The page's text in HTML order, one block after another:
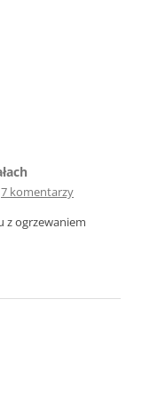
7 komentarzy
z ogrzewaniem